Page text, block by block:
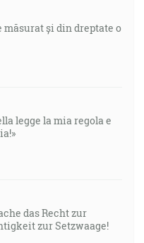
măsurat și din dreptate o
legge la mia regola e
das Recht zur
zur Setzwaage!